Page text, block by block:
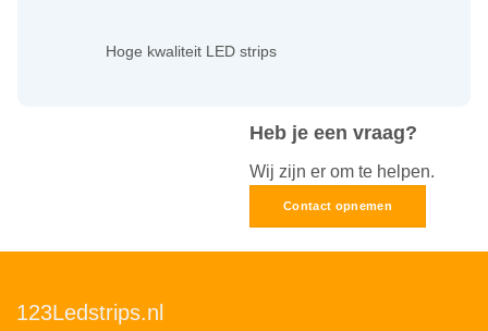
Heb je een vraag?
Wij zijn er om te helpen.
Contact opnemen
Hoge kwaliteit LED strips
123Ledstrips.nl